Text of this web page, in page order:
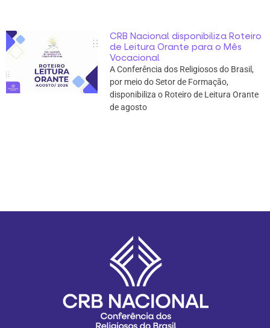
CRB Nacional disponibiliza Roteiro
de Leitura Orante para o Mês
Vocacional
A Conferência dos Religiosos do Brasil,
por meio do Setor de Formação,
disponibiliza o Roteiro de Leitura Orante
de agosto